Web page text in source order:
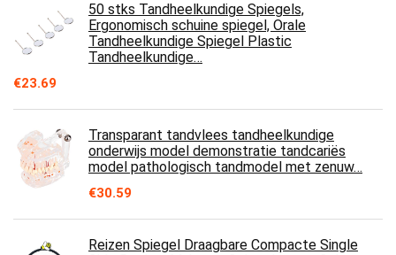
50 stks Tandheelkundige Spiegels,
Ergonomisch schuine spiegel, Orale
Tandheelkundige Spiegel Plastic
Tandheelkundige…
€23.69
Transparant tandvlees tandheelkundige
onderwijs model demonstratie tandcariës
model pathologisch tandmodel met zenuw…
€30.59
Reizen Spiegel Draagbare Compacte Single